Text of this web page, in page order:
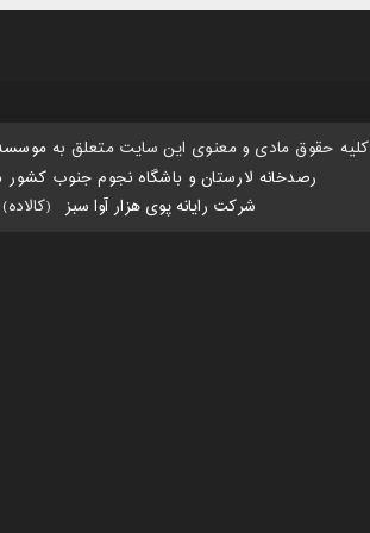
کلیه حقوق مادی و معنوی این سایت متعلق به
رصدخانه لارستان و باشگاه نجوم جنوب کشور
شرکت رایانه پوی هزار آوا سبز (کالاده)